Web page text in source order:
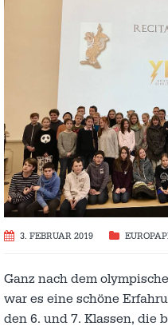
3. FEBRUAR 2019
Ganz nach dem
war es eine schöne
den 6. und 7. Klassen, die